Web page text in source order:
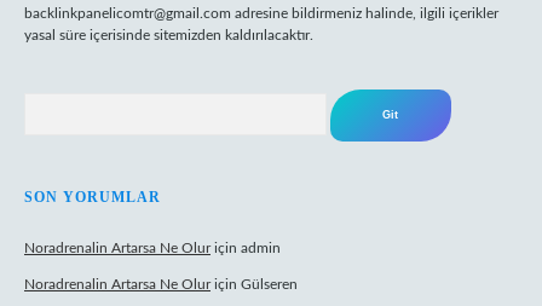
backlinkpanelicomtr@gmail.com adresine bildirmeniz halinde, ilgili içerikler
yasal süre içerisinde sitemizden kaldırılacaktır.
SON YORUMLAR
Noradrenalin Artarsa Ne Oluriçin admin
Noradrenalin Artarsa Ne Oluriçin Gülseren